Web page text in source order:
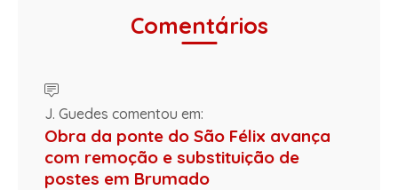
Comentários
J. Guedes comentou em:
Obra da ponte do São Félix avança
com remoção e substituição de
postes em Brumado